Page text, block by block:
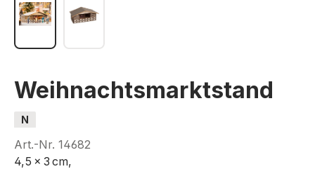
Weihnachtsmarktstand
N
Art.-Nr. 14682
4,5 x 3 cm,